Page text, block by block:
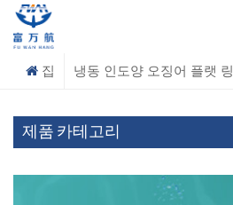
집 냉동 인도양 오징어 플랫 링
제품 카테고리